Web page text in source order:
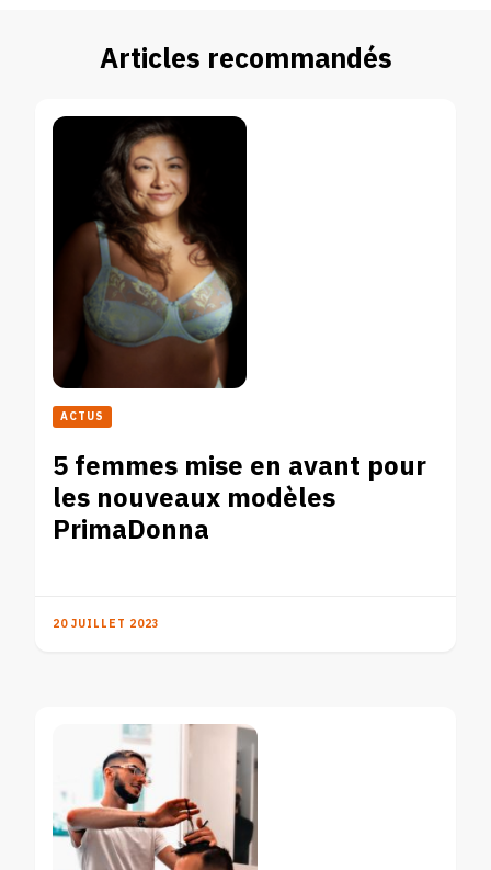
Articles recommandés
ACTUS
5 femmes mise en avant pour
les nouveaux modèles
PrimaDonna
20 JUILLET 2023